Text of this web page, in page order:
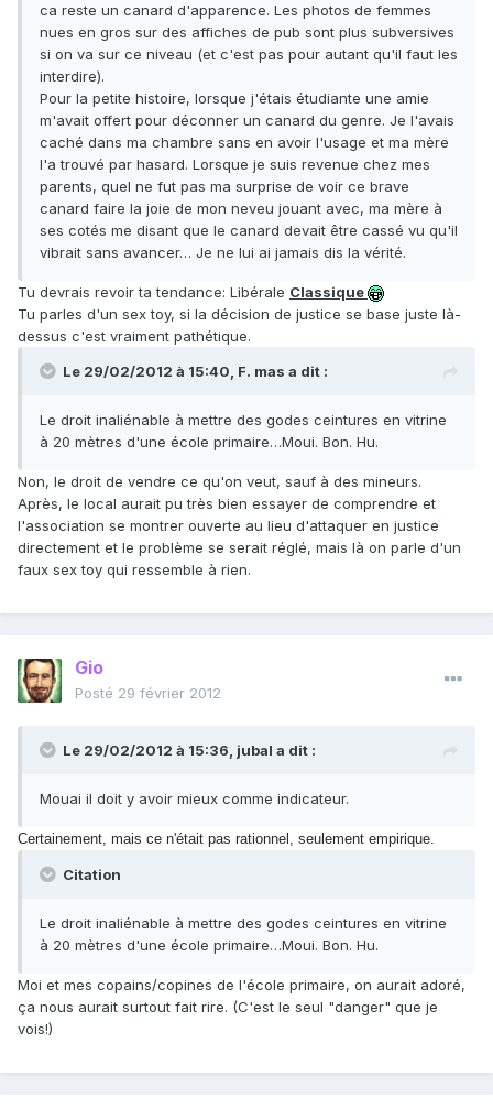
ca reste un canard d'apparence. Les photos de femmes
nues en gros sur des affiches de pub sont plus subversives
si on va sur ce niveau (et c'est pas pour autant qu'il faut les
interdire).
Pour la petite histoire, lorsque j'étais étudiante une amie
m'avait offert pour déconner un canard du genre. Je l'avais
caché dans ma chambre sans en avoir l'usage et ma mère
l'a trouvé par hasard. Lorsque je suis revenue chez mes
parents, quel ne fut pas ma surprise de voir ce brave
canard faire la joie de mon neveu jouant avec, ma mère à
ses cotés me disant que le canard devait être cassé vu qu'il
vibrait sans avancer… Je ne lui ai jamais dis la vérité.
Tu devrais revoir ta tendance: Libérale Classique
Tu parles d'un sex toy, si la décision de justice se base juste là-
dessus c'est vraiment pathétique.
Le 29/02/2012 à 15:40, F. mas a dit :
Le droit inaliénable à mettre des godes ceintures en vitrine
à 20 mètres d'une école primaire…Moui. Bon. Hu.
Non, le droit de vendre ce qu'on veut, sauf à des mineurs.
Après, le local aurait pu très bien essayer de comprendre et
l'association se montrer ouverte au lieu d'attaquer en justice
directement et le problème se serait réglé, mais là on parle d'un
faux sex toy qui ressemble à rien.
Gio
Posté 29 février 2012
Le 29/02/2012 à 15:36, jubal a dit :
Mouai il doit y avoir mieux comme indicateur.
Certainement, mais ce n'était pas rationnel, seulement empirique.
Citation
Le droit inaliénable à mettre des godes ceintures en vitrine
à 20 mètres d'une école primaire…Moui. Bon. Hu.
Moi et mes copains/copines de l'école primaire, on aurait adoré,
ça nous aurait surtout fait rire. (C'est le seul "danger" que je
vois!)